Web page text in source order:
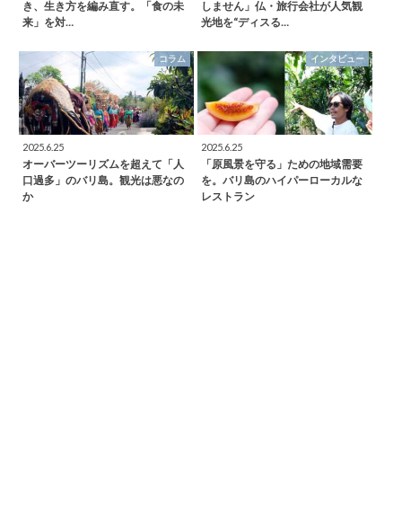
き、生き方を編み直す。「食の未
来」を対…
しません」仏・旅行会社が人気観
光地を“ディスる…
コラム
2025.6.25
オーバーツーリズムを超えて「人
口過多」のバリ島。観光は悪なの
か
インタビュー
2025.6.25
「原風景を守る」ための地域需要
を。バリ島のハイパーローカルな
レストラン